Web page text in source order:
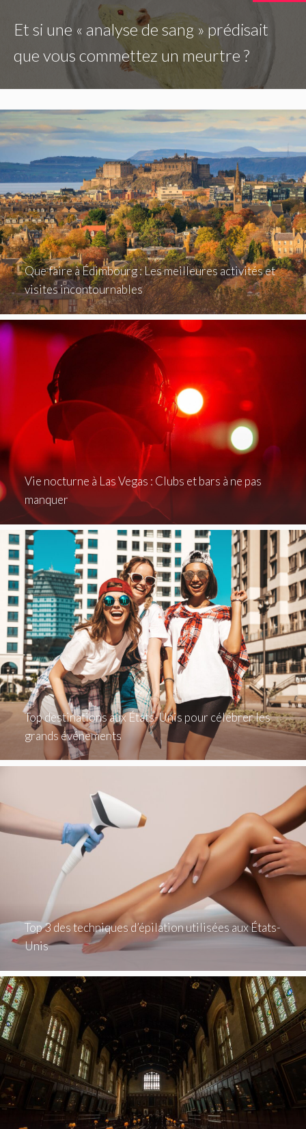
Et si une « analyse de sang » prédisait
que vous commettez un meurtre ?
Que faire à Édimbourg : Les meilleures activités et
visites incontournables
Vie nocturne à Las Vegas : Clubs et bars à ne pas
manquer
Top destinations aux États-Unis pour célébrer les
grands événements
Top 3 des techniques d’épilation utilisées aux États-
Unis